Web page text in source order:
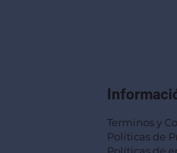
Terminos y
Políticas de